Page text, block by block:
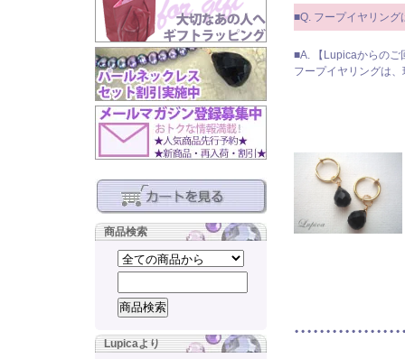
商品検索
Lupicaより
■Q. フープイヤリン
■A. 【Lupicaからのご
フープイヤリングは